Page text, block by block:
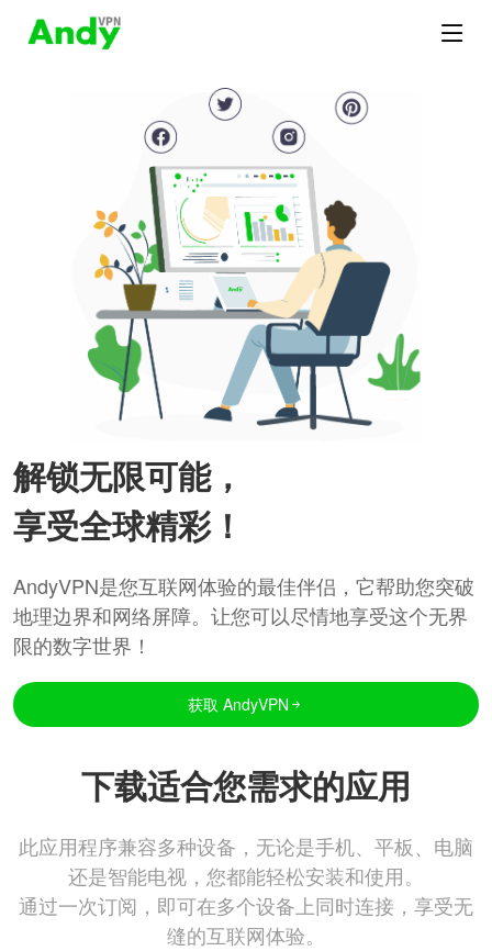
解锁无限可能，
享受全球精彩！
AndyVPN是您互联网体验的最佳伴侣，它帮助您突破
地理边界和网络屏障。让您可以尽情地享受这个无界
限的数字世界！
获取 AndyVPN
下载适合您需求的应用
此应用程序兼容多种设备，无论是手机、平板、电脑
还是智能电视，您都能轻松安装和使用。
通过一次订阅，即可在多个设备上同时连接，享受无
缝的互联网体验。